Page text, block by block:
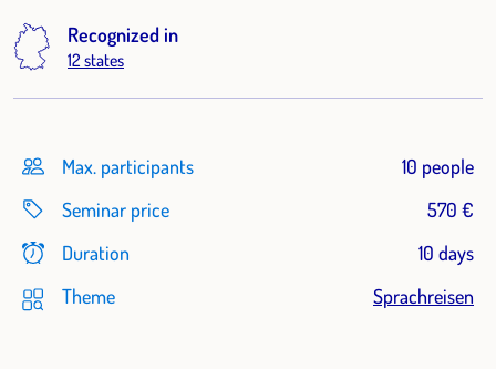
Recognized in
12 states
Max. participants
10 people
Seminar price
570 €
Duration
10 days
Theme
Sprachreisen